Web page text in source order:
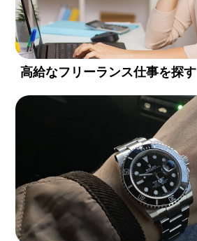
高給なフリーランス仕事を探す